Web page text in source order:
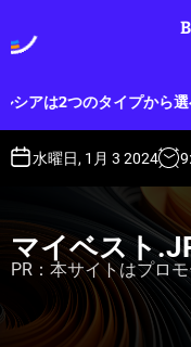
o
ら選べる育毛剤
水曜日, 1月 3 2024 9:
マイベスト
PR：本サイトはプロ